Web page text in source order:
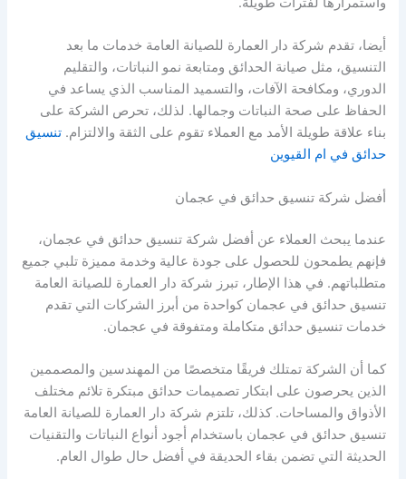
أيضا، تقدم شركة دار العمارة للصيانة العامة خدمات ما بعد
التنسيق، مثل صيانة الحدائق ومتابعة نمو النباتات، والتقليم
الدوري، ومكافحة الآفات، والتسميد المناسب الذي يساعد في
الحفاظ على صحة النباتات وجمالها. لذلك، تحرص الشركة على
بناء علاقة طويلة الأمد مع العملاء تقوم على الثقة والالتزام.تنسيق
حدائق في ام القيوين
أفضل شركة تنسيق حدائق في عجمان
عندما يبحث العملاء عن أفضل شركة تنسيق حدائق في عجمان،
فإنهم يطمحون للحصول على جودة عالية وخدمة مميزة تلبي جميع
متطلباتهم. في هذا الإطار، تبرز شركة دار العمارة للصيانة العامة
تنسيق حدائق في عجمان كواحدة من أبرز الشركات التي تقدم
خدمات تنسيق حدائق متكاملة ومتفوقة في عجمان.
كما أن الشركة تمتلك فريقًا متخصصًا من المهندسين والمصممين
الذين يحرصون على ابتكار تصميمات حدائق مبتكرة تلائم مختلف
الأذواق والمساحات. كذلك، تلتزم شركة دار العمارة للصيانة العامة
تنسيق حدائق في عجمان باستخدام أجود أنواع النباتات والتقنيات
الحديثة التي تضمن بقاء الحديقة في أفضل حال طوال العام.